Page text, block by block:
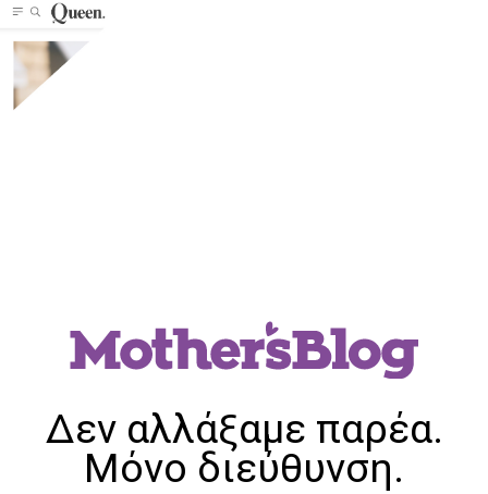
Δεν αλλάξαμε παρέα.
Μόνο διεύθυνση.